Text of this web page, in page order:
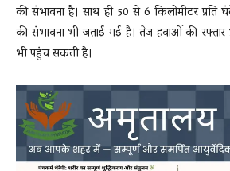
की संभावना है। साथ ही 50 से 6 किलोमीटर
की संभावना भी जताई गई है। तेज हवाओं की
भी पहुंच सकती है।